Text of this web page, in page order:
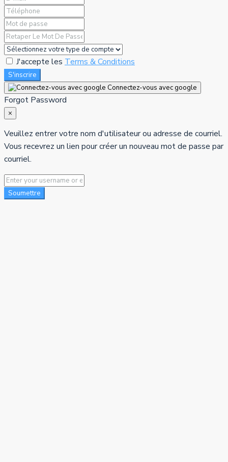
J'accepte les Terms & Conditions
S'inscrire
Connectez-vous avec google
Forgot Password
×
Veuillez entrer votre nom d'utilisateur ou adresse de courriel.
Vous recevrez un lien pour créer un nouveau mot de passe par
courriel.
Soumettre